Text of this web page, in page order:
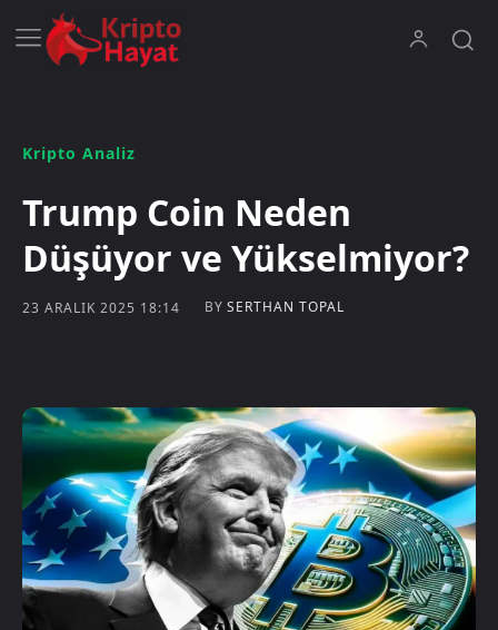
Kripto Analiz
Trump Coin Neden
Düşüyor ve Yükselmiyor?
23 ARALIK 2025 18:14 BY SERTHAN TOPAL